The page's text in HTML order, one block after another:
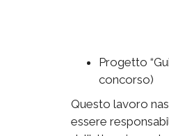
Progetto
concorso)
Questo lavoro
essere